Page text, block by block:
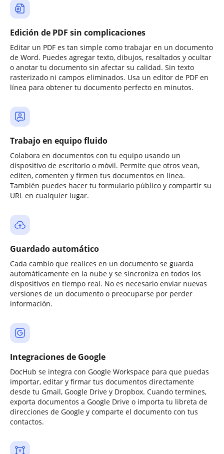
Edición de PDF sin complicaciones
Editar un PDF es tan simple como trabajar en un documento
de Word. Puedes agregar texto, dibujos, resaltados y ocultar
o anotar tu documento sin afectar su calidad. Sin texto
rasterizado ni campos eliminados. Usa un editor de PDF en
línea para obtener tu documento perfecto en minutos.
Trabajo en equipo fluido
Colabora en documentos con tu equipo usando un
dispositivo de escritorio o móvil. Permite que otros vean,
editen, comenten y firmen tus documentos en línea.
También puedes hacer tu formulario público y compartir su
URL en cualquier lugar.
Guardado automático
Cada cambio que realices en un documento se guarda
automáticamente en la nube y se sincroniza en todos los
dispositivos en tiempo real. No es necesario enviar nuevas
versiones de un documento o preocuparse por perder
información.
Integraciones de Google
DocHub se integra con Google Workspace para que puedas
importar, editar y firmar tus documentos directamente
desde tu Gmail, Google Drive y Dropbox. Cuando termines,
exporta documentos a Google Drive o importa tu libreta de
direcciones de Google y comparte el documento con tus
contactos.